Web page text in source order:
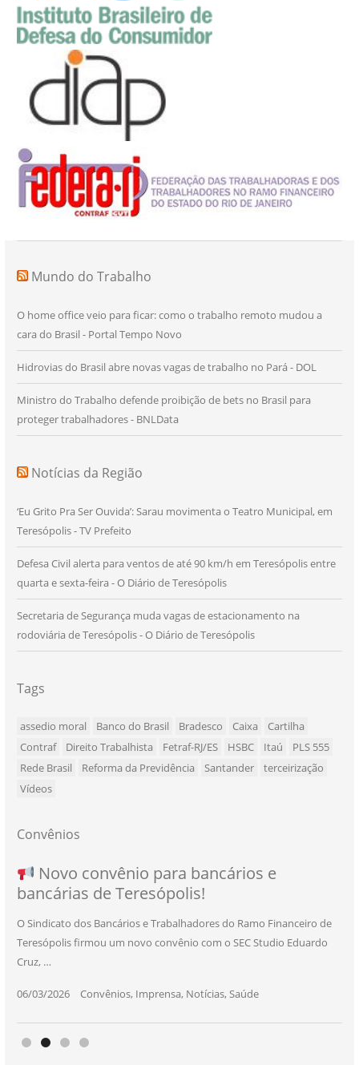
Mundo do Trabalho
O home office veio para ficar: como o trabalho remoto mudou a
cara do Brasil - Portal Tempo Novo
Hidrovias do Brasil abre novas vagas de trabalho no Pará - DOL
Ministro do Trabalho defende proibição de bets no Brasil para
proteger trabalhadores - BNLData
Notícias da Região
‘Eu Grito Pra Ser Ouvida’: Sarau movimenta o Teatro Municipal, em
Teresópolis - TV Prefeito
Defesa Civil alerta para ventos de até 90 km/h em Teresópolis entre
quarta e sexta-feira - O Diário de Teresópolis
Secretaria de Segurança muda vagas de estacionamento na
rodoviária de Teresópolis - O Diário de Teresópolis
Tags
assedio moral Banco do Brasil Bradesco Caixa
Cartilha
Contraf
Direito Trabalhista Fetraf-RJ/ES HSBC Itaú
PLS 555
Rede Brasil
Reforma da Previdência Santander
terceirização
Vídeos
Convênios
SEU NOVO BENEFÍCIO CHEGOU
Novo convênio para bancários e
bancárias de Teresópolis!
O Sindicato dos Bancários e Trabalhadores do Ramo Financeiro de
Teresópolis firmou um novo convênio com o SEC Studio Eduardo
Cruz, …
06/03/2026| Convênios, Imprensa, Notícias,Saúde
NOVO CONVÊNIO PARA VOCÊ, BANCÁRIO
E BANCÁRIA!
25/11/2025| Convênios, Imprensa, Notícias,Saúde
Convênio com a Rede de Ensino Técnico e
Centro de Qualificação Técnica